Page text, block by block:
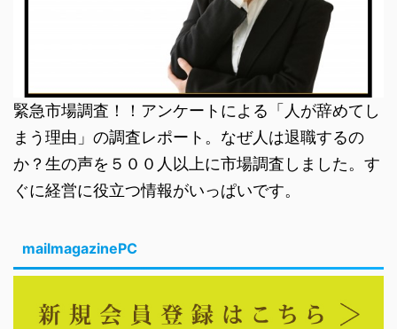
緊急市場調査！！アンケートによる「人が辞めてし
まう理由」の調査レポート。なぜ人は退職するの
か？生の声を５００人以上に市場調査しました。す
ぐに経営に役立つ情報がいっぱいです。
mailmagazinePC